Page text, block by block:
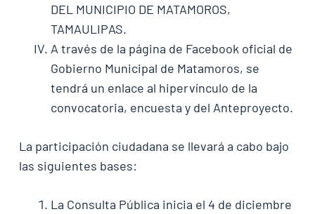
DEL MUNICIPIO DE MATAMOROS,
TAMAULIPAS.
A través de la página de Facebook oficial de
Gobierno Municipal de Matamoros, se
tendrá un enlace al hipervínculo de la
convocatoria, encuesta y del Anteproyecto.
La participación ciudadana se llevará a cabo bajo
las siguientes bases:
La Consulta Pública inicia el 4 de diciembre